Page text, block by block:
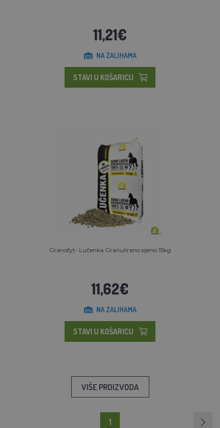
11,21€
NA ZALIHAMA
STAVI U KOŠARICU
Granofyt- Lučenka Granulirano sijeno 15kg
11,62€
NA ZALIHAMA
STAVI U KOŠARICU
VIŠE PROIZVODA
1